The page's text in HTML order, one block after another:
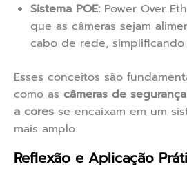
Sistema POE: Power Over
que as câmeras sejam
cabo de rede, simplificando
Esses conceitos são
como as câmeras de
a cores se encaixam em um
mais amplo.
Reflexão e Aplicação